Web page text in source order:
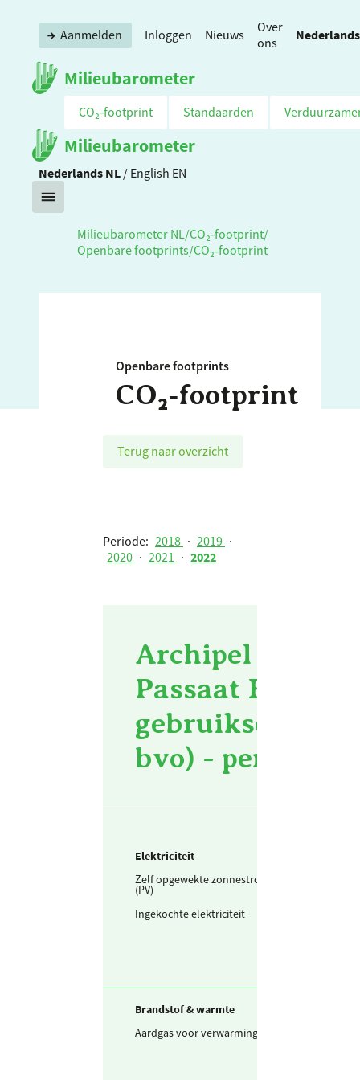
Milieubarometer
Aanmelden Inloggen Nieuws
Over
ons
Nederlands
CO₂‑footprint Standaarden
Milieubarometer
Nederlands NL / English EN
Milieubarometer NL /CO₂‑footprint/
Openbare footprints/CO₂‑footprint
Openbare footprints
CO₂‑footprint
Terug naar overzicht
Periode: 2018 · 2019 ·
2020 · 2021 · 2022
Archipel
Passaat
bvo) - per m²
Elektriciteit
Zelf opgewekte zonnestroom
(PV)
Ingekochte elektriciteit
Brandstof & warmte
Aardgas voor verwarming